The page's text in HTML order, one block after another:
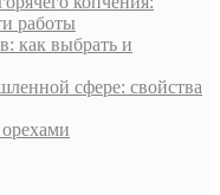
работы
как выбрать и
сфере: свойства